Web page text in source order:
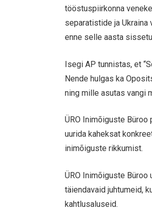
tööstuspiirkonna
separatistide ja Ukraina
enne selle aasta
Isegi AP tunnistas, et
Nende hulgas ka
ning mille asutas vangi
ÜRO Inimõiguste
uurida kaheksat
inimõiguste rikkumist.
ÜRO Inimõiguste Büroo
täiendavaid juhtumeid,
kahtlusaluseid.